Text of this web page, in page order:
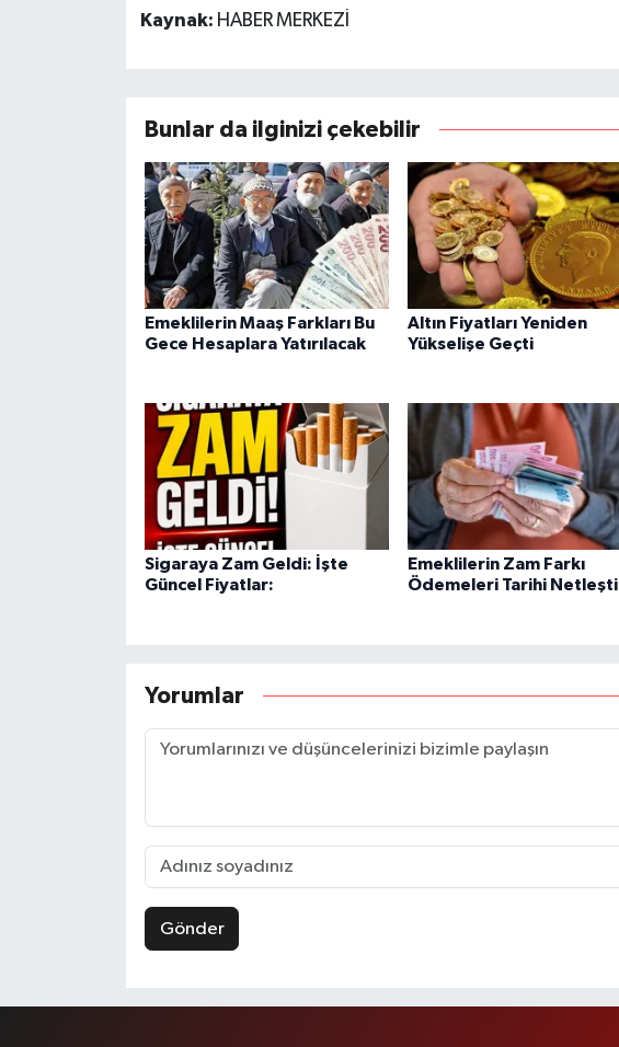
Kaynak: HABER MERKEZİ
Bunlar da ilginizi çekebilir
Emeklilerin Maaş Farkları Bu
Gece Hesaplara Yatırılacak
Altın Fiyatları Yeniden
Yükselişe Geçti
Sigaraya Zam Geldi: İşte
Güncel Fiyatlar:
Emeklilerin Zam Farkı
Ödemeleri Tarihi Netleşti
Yorumlar
Gönder